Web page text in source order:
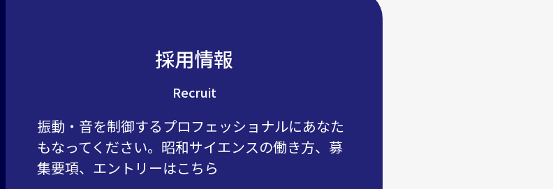
採用情報
Recruit
振動・音を制御するプロフェッショナルにあなた
もなってください。昭和サイエンスの働き方、募
集要項、エントリーはこちら